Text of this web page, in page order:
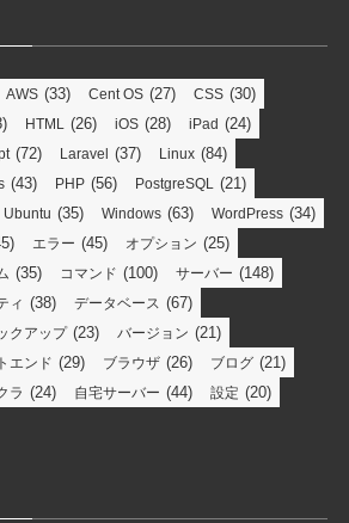
AWS (33) Cent OS (27) CSS (30)
HTML (26) iOS (28) iPad (24)
(72) Laravel (37) Linux (84)
(43) PHP (56) PostgreSQL (21)
Ubuntu (35) Windows (63) WordPress (34)
エラー (45) オプション (25)
(35) コマンド (100) サーバー (148)
ィ (38) データベース (67)
クアップ(23) バージョン (21)
エンド (29) ブラウザ (26) ブログ (21)
ラ (24) 自宅サーバー (44) 設定 (20)